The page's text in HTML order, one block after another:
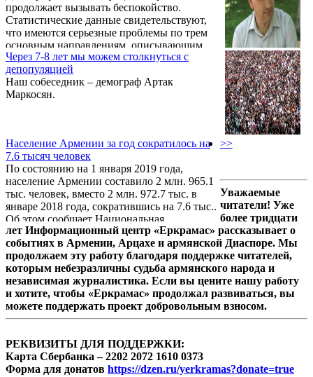
браков. Об этом в беседе с корреспондентом
Sputnik Армения сказал демограф Артак
Маркосян.
продолжает вызывать беспокойство.
Статистические данные свидетельствуют,
что имеются серьезные проблемы по трем
основным направлениям, описывающим
демографическую ситуацию в РА, а именно
– рождаемость, миграция и старение.
Через 7-8 лет мы можем столкнуться с
депопуляцией
Наш собеседник – демограф Артак
Маркосян.
Население Армении за год сократилось на
7.6 тысяч человек
По состоянию на 1 января 2019 года,
население Армении составило 2 млн. 965.1
тыс. человек, вместо 2 млн. 972.7 тыс. в
январе 2018 года, сократившись на 7.6 тыс..
Об этом сообщает Национальная
статистическая служба.
>>
Уважаемые
читатели! Уже
более тридцати
лет Информационный центр «Еркрамас» рассказывает о
событиях в Армении, Арцахе и армянской Диаспоре. Мы
продолжаем эту работу благодаря поддержке читателей,
которым небезразличны судьба армянского народа и
независимая журналистика. Если вы цените нашу работу
и хотите, чтобы «Еркрамас» продолжал развиваться, вы
можете поддержать проект добровольным взносом.
РЕКВИЗИТЫ ДЛЯ ПОДДЕРЖКИ:
Карта Сбербанка – 2202 2072 1610 0373
Форма для донатов https://dzen.ru/yerkramas?donate=true